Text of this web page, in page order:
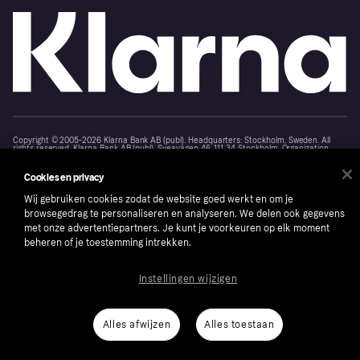
Copyright © 2005-2026 Klarna Bank AB (publ). Headquarters: Stockholm, Sweden. All
rights reserved. Klarna Bank AB (publ). Sveavägen 46, 111 34 Stockholm. Organization
Cookies en privacy
Wij gebruiken cookies zodat de website goed werkt en om je
browsegedrag te personaliseren en analyseren. We delen ook gegevens
met onze advertentiepartners. Je kunt je voorkeuren op elk moment
beheren of je toestemming intrekken.
Alles afwijzen Alles toestaan
Instellingen wijzigen